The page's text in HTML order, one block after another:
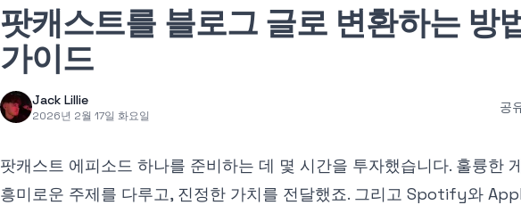
팟캐스트를 블로그 글로 변환하는 방
가이드
Jack Lillie
2026년 2월 17일 화요일
공
팟캐스트 에피소드 하나를 준비하는 데 몇 시간을 투자했습니다. 훌륭한
흥미로운 주제를 다루고, 진정한 가치를 전달했죠. 그리고 Spotify와